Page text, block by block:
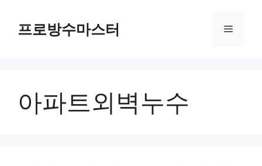
프로방수마스터 메
아파트외벽누수